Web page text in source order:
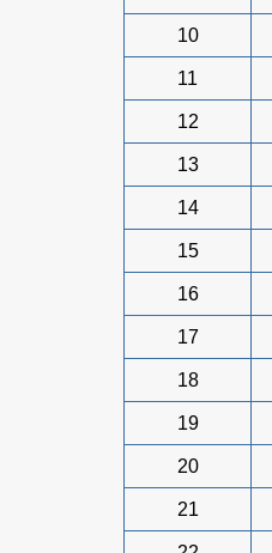
10
11
12
13
14
15
16
17
18
19
20
21